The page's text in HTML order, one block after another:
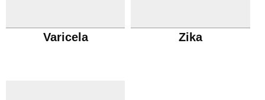
Varicela Zika